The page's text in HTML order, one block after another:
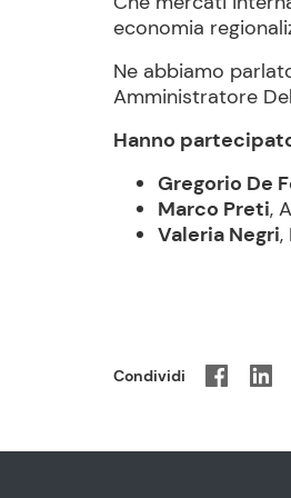
economia
Ne abbiamo
Amministratore
Hanno
Gregorio De
Marco Preti,
Valeria Negri,
Condividi